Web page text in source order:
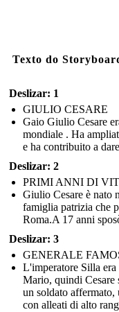
Texto do
Deslizar: 1
GIULIO CESARE
Gaio Giulio Cesare
mondiale . Ha
e ha contribuito a
Deslizar: 2
PRIMI ANNI DI
Giulio Cesare è nato
famiglia patrizia che
Roma.A 17 anni
Deslizar: 3
GENERALE
L'imperatore Silla
Mario, quindi Cesare
un soldato affermato,
con alleati di alto